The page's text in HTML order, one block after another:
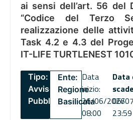
ai sensi dell’art. 56 del
“Codice del Terzo
realizzazione delle
Task 4.2 e 4.3 del
IT-LIFE TURTLENEST
Tipo:
Avviso
Pubblico
Ente:
Regione
Basilicata
Data
inizio:
26/06/2026
08:00
Data
06/
23:59